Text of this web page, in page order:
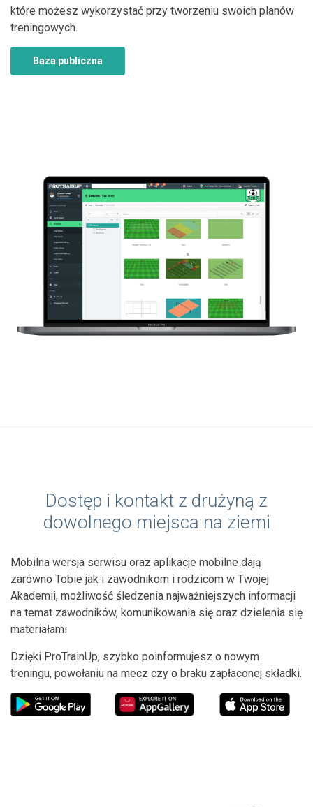
które możesz wykorzystać przy tworzeniu swoich planów
treningowych.
Baza publiczna
Dostęp i kontakt z drużyną z
dowolnego miejsca na ziemi
Mobilna wersja serwisu oraz aplikacje mobilne dają
zarówno Tobie jak i zawodnikom i rodzicom w Twojej
Akademii, możliwość śledzenia najważniejszych informacji
na temat zawodników, komunikowania się oraz dzielenia się
materiałami
Dzięki ProTrainUp, szybko poinformujesz o nowym
treningu, powołaniu na mecz czy o braku zapłaconej składki.